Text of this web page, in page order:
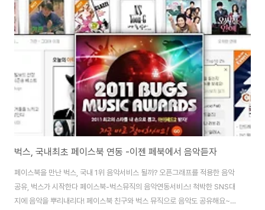
벅스, 국내최초 페이스북 연동 -이젠 페북에서 음악듣자
페이스북을 만난 벅스, 국내 1위 음악서비스 될까? 오픈그래프를 적용한 음악
공유, 벅스가 시작한다 페이스북-벅스뮤직의 음악연동서비스! 척박한 SNS대
지에 음악을 뿌리내리다! 페이스북 친구와 벅스 뮤직으로 음악도 공유해요~